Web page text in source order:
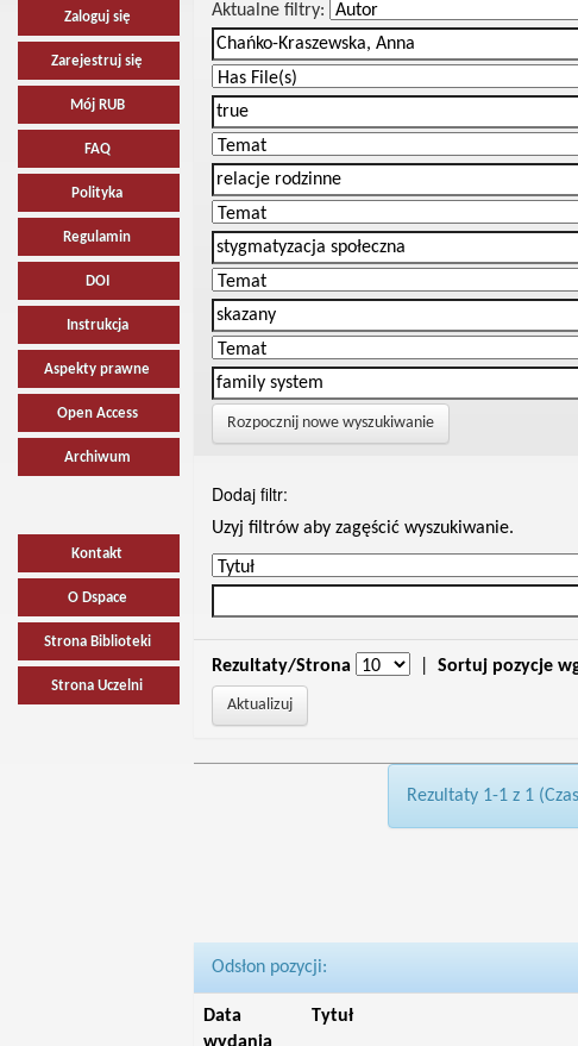
Zaloguj się
Zarejestruj się
Mój RUB
FAQ
Polityka
Regulamin
DOI
Instrukcja
Aspekty prawne
Open Access
Archiwum
Kontakt
O Dspace
Strona Biblioteki
Strona Uczelni
Aktualne filtry:
Rozpocznij nowe wyszukiwanie
Dodaj filtr:
Uzyj filtrów aby zagęścić wyszukiwanie.
Rezultaty/Strona Sortuj pozycje
Rezultaty 1-1 z 1
Odsłon pozycji:
Data
Tytuł